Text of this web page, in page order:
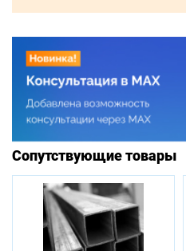
Сопутствующие товары